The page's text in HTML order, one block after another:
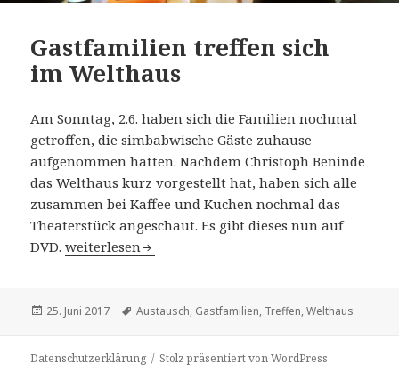
Gastfamilien treffen sich
im Welthaus
Am Sonntag, 2.6. haben sich die Familien nochmal
getroffen, die simbabwische Gäste zuhause
aufgenommen hatten. Nachdem Christoph Beninde
das Welthaus kurz vorgestellt hat, haben sich alle
zusammen bei Kaffee und Kuchen nochmal das
Theaterstück angeschaut. Es gibt dieses nun auf
DVD.Gastfamilien treffen sich im Welthaus
weiterlesen
Veröffentlicht
25. Juni 2017 Schlagwörter
Austausch, Gastfamilien, Treffen,Welthaus
Datenschutzerklärung Stolz präsentiert von WordPress